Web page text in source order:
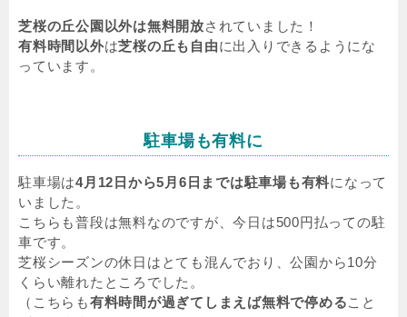
芝桜の丘公園以外は無料開放されていました！
有料時間以外は芝桜の丘も自由に出入りできるようにな
っています。
駐車場も有料に
駐車場は4月12日から5月6日までは駐車場も有料になって
いました。
こちらも普段は無料なのですが、今日は500円払っての駐
車です。
芝桜シーズンの休日はとても混んでおり、公園から10分
くらい離れたところでした。
（こちらも有料時間が過ぎてしまえば無料で停めること